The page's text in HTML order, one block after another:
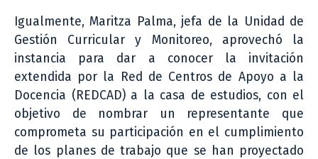
Igualmente, Maritza Palma, jefa de la Unidad de
Gestión Curricular y Monitoreo, aprovechó la
instancia para dar a conocer la invitación
extendida por la Red de Centros de Apoyo a la
Docencia (REDCAD) a la casa de estudios, con el
objetivo de nombrar un representante que
comprometa su participación en el cumplimiento
de los planes de trabajo que se han proyectado